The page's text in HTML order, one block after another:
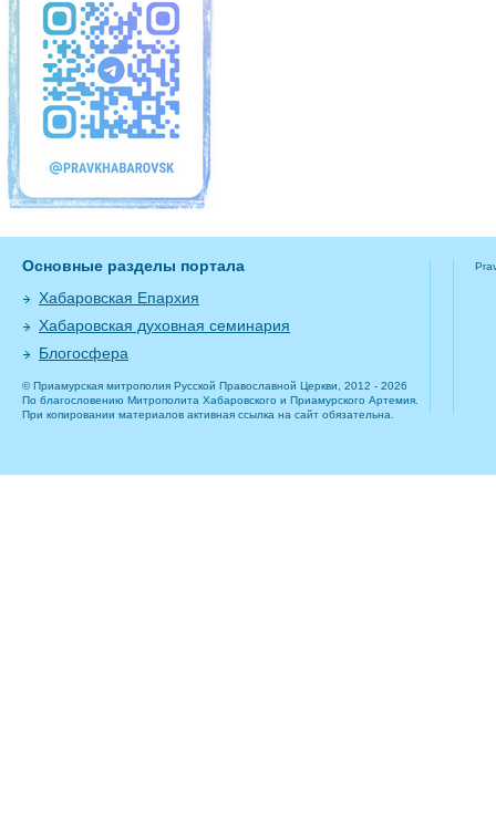
Основные разделы портала
Хабаровская Епархия
Хабаровская духовная семинария
Блогосфера
© Приамурская митрополия Русской Православной Церкви, 2012 - 2026
По благословению Митрополита Хабаровского и Приамурского Артемия.
При копировании материалов активная ссылка на сайт обязательна.